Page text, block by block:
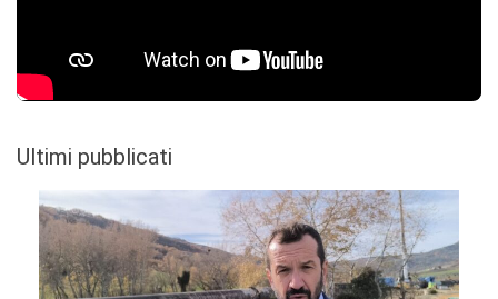
Ultimi pubblicati